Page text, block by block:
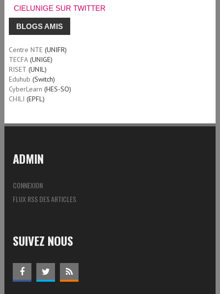
CIELUNIGE SUR TWITTER
BLOGS AMIS
Centre NTE(UNIFR)
TECFA(UNIGE)
RISET (UNIL)
Eduhub (Switch)
CyberLearn (HES-SO)
CHILI (EPFL)
ADMIN
CONNEXION
FLUX RSS DES ARTICLES
SUIVEZ NOUS